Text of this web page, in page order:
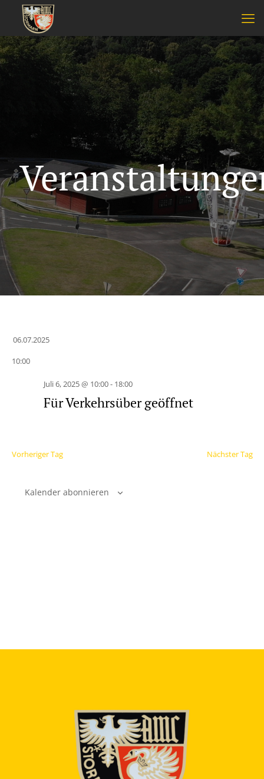
06.07.2025
wählen.
10:00
Juli 6, 2025 @ 10:00- 18:00
Für Verkehrsüber geöffnet
Vorheriger Tag Nächster Tag
Kalender abonnieren